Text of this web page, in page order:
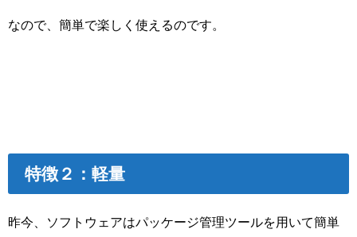
なので、簡単で楽しく使えるのです。
特徴２：軽量
昨今、ソフトウェアはパッケージ管理ツールを用いて簡単